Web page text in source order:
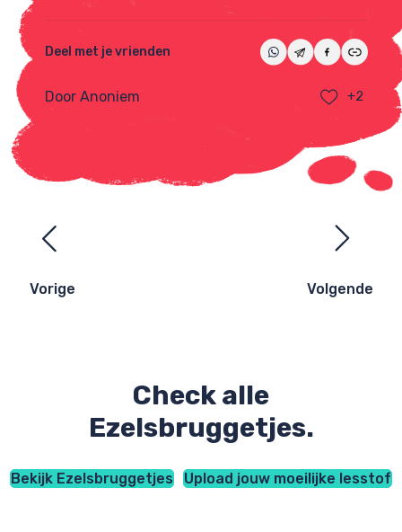
Deel met je vrienden
Door Anoniem +2
Ezelsbruggetjes
navigatie
Vorige Volgende
Check alle
Ezelsbruggetjes.
Bekijk Ezelsbruggetjes Upload jouw moeilijke lesstof